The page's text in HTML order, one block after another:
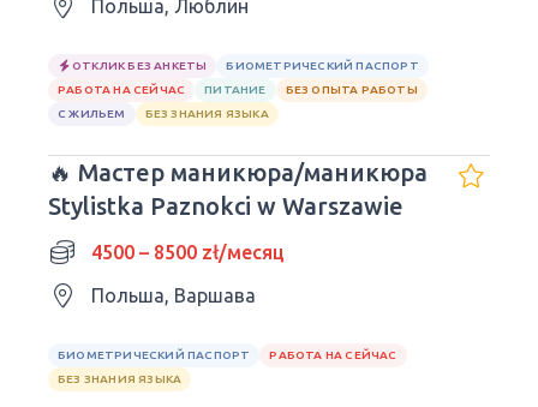
Польша, Люблин
ОТКЛИК БЕЗ АНКЕТЫ
БИОМЕТРИЧЕСКИЙ ПАСПОРТ
РАБОТА НА СЕЙЧАС
ПИТАНИЕ
БЕЗ ОПЫТА РАБОТЫ
С ЖИЛЬЕМ
БЕЗ ЗНАНИЯ ЯЗЫКА
🔥 Мастер маникюра/маникюра
Stylistka Paznokci w Warszawie
4500 – 8500 zł/месяц
Польша, Варшава
БИОМЕТРИЧЕСКИЙ ПАСПОРТ
РАБОТА НА СЕЙЧАС
БЕЗ ЗНАНИЯ ЯЗЫКА